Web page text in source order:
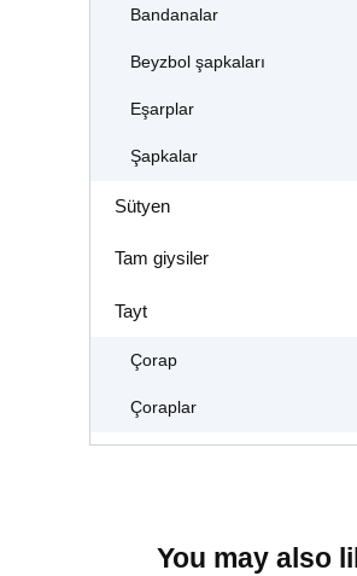
Bandanalar
Beyzbol şapkaları
Eşarplar
Şapkalar
Sütyen
Tam giysiler
Tayt
Çorap
Çoraplar
You may also